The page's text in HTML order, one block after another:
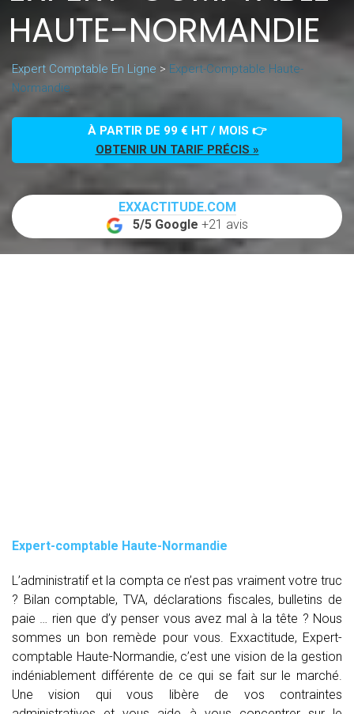
HAUTE-NORMANDIE
Expert Comptable En Ligne > Expert-Comptable Haute-
Normandie
À PARTIR DE 99 € HT / MOIS 👉
OBTENIR UN TARIF PRÉCIS »
EXXACTITUDE.COM
5/5 Google +21 avis
Expert-comptable Haute-Normandie
L’administratif et la compta ce n’est pas vraiment votre truc
? Bilan comptable, TVA, déclarations fiscales, bulletins de
paie … rien que d’y penser vous avez mal à la tête ? Nous
sommes un bon remède pour vous. Exxactitude, Expert-
comptable Haute-Normandie, c’est une vision de la gestion
indéniablement différente de ce qui se fait sur le marché.
Une vision qui vous libère de vos contraintes